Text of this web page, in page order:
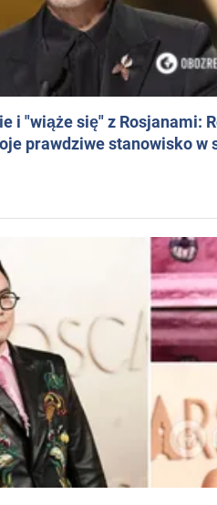
i "wiąże się" z Rosjanami:
prawdziwe stanowisko w